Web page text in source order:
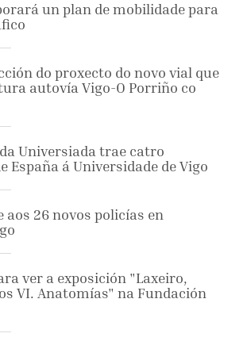
un plan de mobilidade para
do proxecto do novo vial que
autovía Vigo-O Porriño co
Universiada trae catro
España á Universidade de Vigo
aos 26 novos policías en
ver a exposición "Laxeiro,
VI. Anatomías" na Fundación